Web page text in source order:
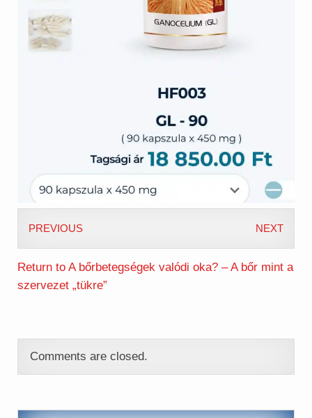
PREVIOUS NEXT
Return to A bőrbetegségek valódi oka? – A bőr mint a
szervezet „tükre”
Comments are closed.